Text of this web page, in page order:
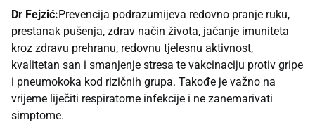
Dr Fejzić:Prevencija podrazumijeva redovno pranje ruku,
prestanak pušenja, zdrav način života, jačanje imuniteta
kroz zdravu prehranu, redovnu tjelesnu aktivnost,
kvalitetan san i smanjenje stresa te vakcinaciju protiv gripe
i pneumokoka kod rizičnih grupa. Takođe je važno na
vrijeme liječiti respiratorne infekcije i ne zanemarivati
simptome.